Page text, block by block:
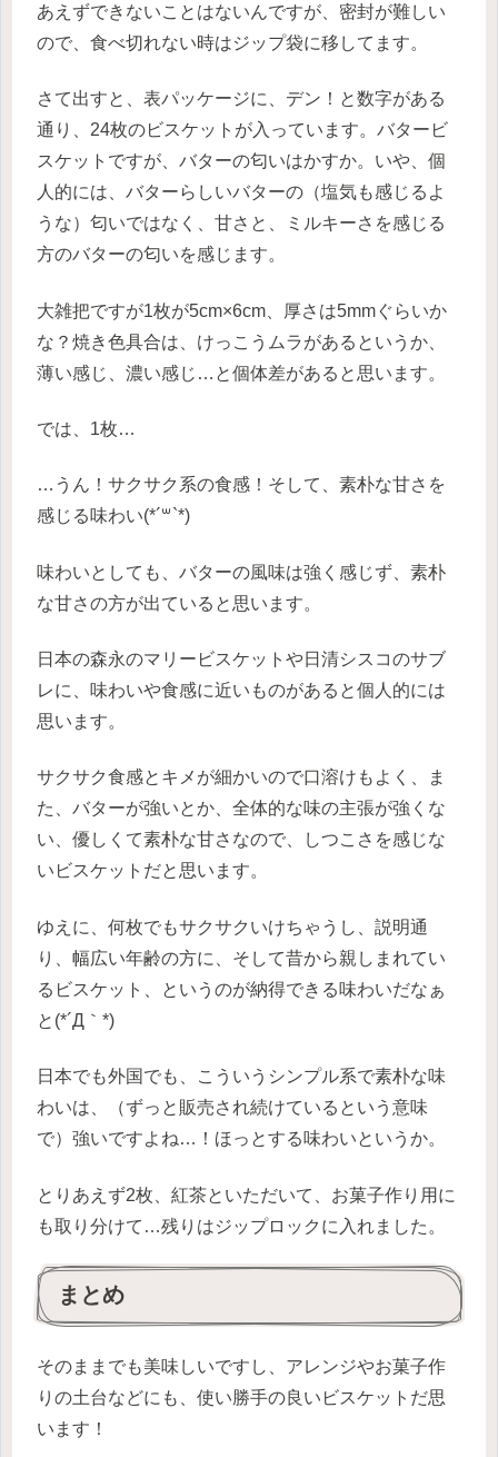
あえずできないことはないんですが、密封が難しい
ので、食べ切れない時はジップ袋に移してます。
さて出すと、表パッケージに、デン！と数字がある
通り、24枚のビスケットが入っています。バタービ
スケットですが、バターの匂いはかすか。いや、個
人的には、バターらしいバターの（塩気も感じるよ
うな）匂いではなく、甘さと、ミルキーさを感じる
方のバターの匂いを感じます。
大雑把ですが1枚が5cm×6cm、厚さは5mmぐらいか
な？焼き色具合は、けっこうムラがあるというか、
薄い感じ、濃い感じ…と個体差があると思います。
では、1枚…
…うん！サクサク系の食感！そして、素朴な甘さを
感じる味わい(*´꒳`*)
味わいとしても、バターの風味は強く感じず、素朴
な甘さの方が出ていると思います。
日本の森永のマリービスケットや日清シスコのサブ
レに、味わいや食感に近いものがあると個人的には
思います。
サクサク食感とキメが細かいので口溶けもよく、ま
た、バターが強いとか、全体的な味の主張が強くな
い、優しくて素朴な甘さなので、しつこさを感じな
いビスケットだと思います。
ゆえに、何枚でもサクサクいけちゃうし、説明通
り、幅広い年齢の方に、そして昔から親しまれてい
るビスケット、というのが納得できる味わいだなぁ
と(*´Д｀*)
日本でも外国でも、こういうシンプル系で素朴な味
わいは、（ずっと販売され続けているという意味
で）強いですよね…！ほっとする味わいというか。
とりあえず2枚、紅茶といただいて、お菓子作り用に
も取り分けて…残りはジップロックに入れました。
まとめ
そのままでも美味しいですし、アレンジやお菓子作
りの土台などにも、使い勝手の良いビスケットだ思
います！